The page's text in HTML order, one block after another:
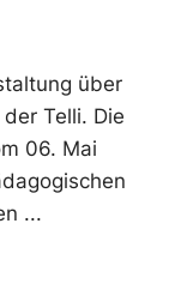
über
Telli. Die
06. Mai